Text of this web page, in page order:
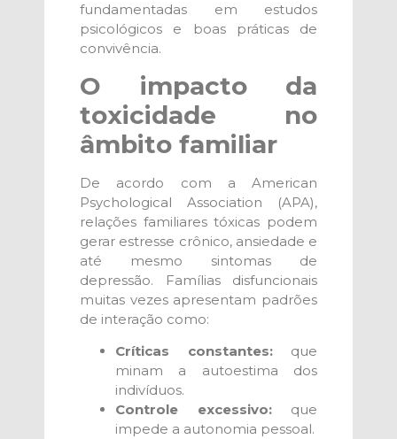
fundamentadas em estudos
psicológicos e boas práticas de
convivência.
O impacto da
toxicidade no
âmbito familiar
De acordo com a American
Psychological Association (APA),
relações familiares tóxicas podem
gerar estresse crônico, ansiedade e
até mesmo sintomas de
depressão. Famílias disfuncionais
muitas vezes apresentam padrões
de interação como:
Críticas constantes:que
minam a autoestima dos
indivíduos.
Controle excessivo:que
impede a autonomia pessoal.